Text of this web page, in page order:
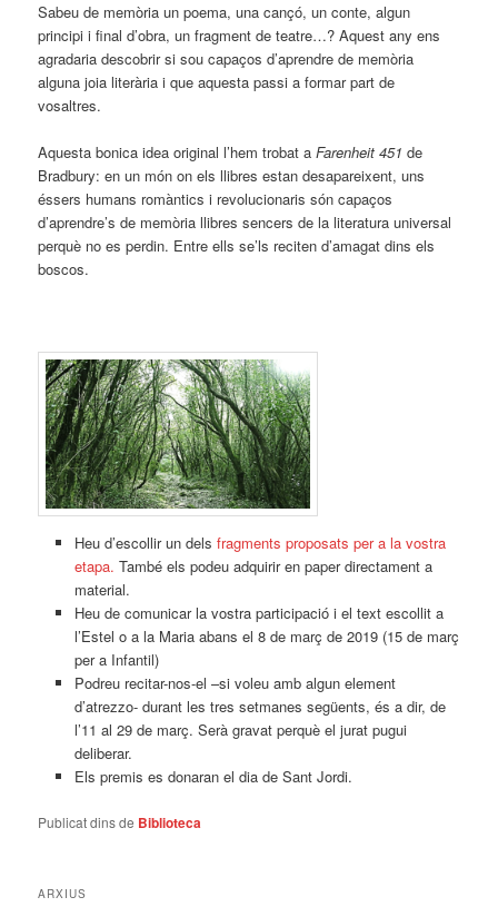
Sabeu de memòria un poema, una cançó, un conte, algun
principi i final d’obra, un fragment de teatre…? Aquest any ens
agradaria descobrir si sou capaços d’aprendre de memòria
alguna joia literària i que aquesta passi a formar part de
vosaltres.
Aquesta bonica idea original l’hem trobat aFarenheit 451 de
Bradbury: en un món on els llibres estan desapareixent, uns
éssers humans romàntics i revolucionaris són capaços
d’aprendre’s de memòria llibres sencers de la literatura universal
perquè no es perdin. Entre ells se’ls reciten d’amagat dins els
boscos.
Heu d’escollir un dels fragments proposats per a la vostra
etapa. També els podeu adquirir en paper directament a
material.
Heu de comunicar la vostra participació i el text escollit a
l’Estel o a la Maria abans el 8 de març de 2019 (15 de març
per a Infantil)
Podreu recitar-nos-el –si voleu amb algun element
d’atrezzo- durant les tres setmanes següents, és a dir, de
l’11 al 29 de març. Serà gravat perquè el jurat pugui
deliberar.
Els premis es donaran el dia de Sant Jordi.
Publicat dins de Biblioteca
ARXIUS